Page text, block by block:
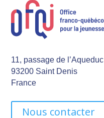
11, passage de l’Aqueduc
93200 Saint Denis
France
Nous contacter